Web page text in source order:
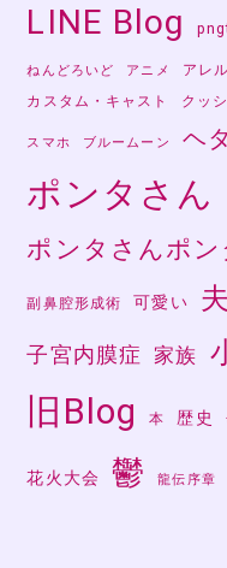
LINE Blog
ねんどろいど アニメ アレ
カスタム・キャスト
クッ
スマホ ブルームーン ヘ
ポンタさん
ポンタさんポン
副鼻腔形成術 可愛い
子宮内膜症 家族
旧Blog 本 歴史
花火大会 鬱 龍伝序章